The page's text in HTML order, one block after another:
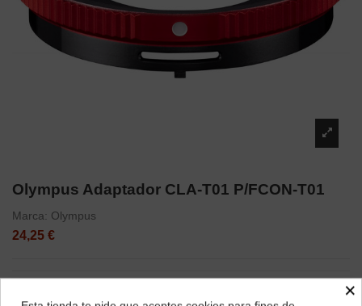
Olympus Adaptador CLA-T01 P/FCON-T01
Marca: Olympus
24,25 €
×